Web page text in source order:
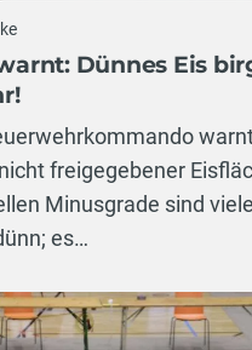
Dünnes Eis
freigegebener
Minusgrade sind viele
es…